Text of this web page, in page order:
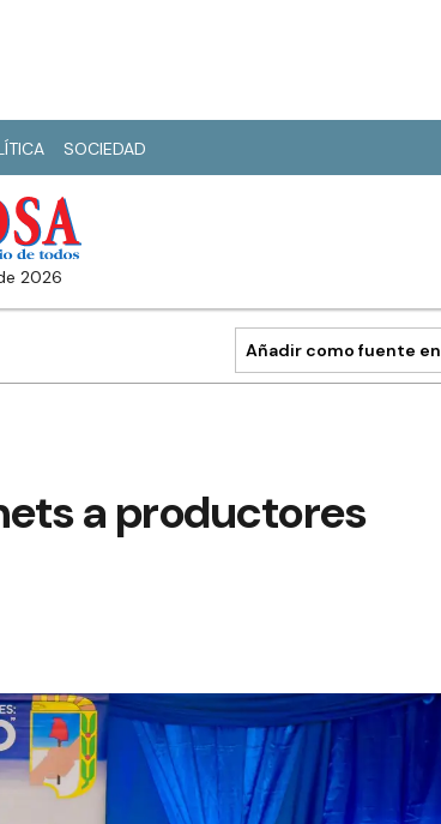
SOCIEDAD
2026
Añadir como fuente en
a productores